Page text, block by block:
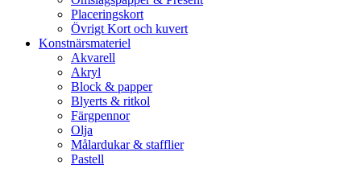
Placeringskort
Övrigt Kort och kuvert
Konstnärsmateriel
Akvarell
Akryl
Block & papper
Blyerts & ritkol
Färgpennor
Olja
Målardukar & stafflier
Pastell